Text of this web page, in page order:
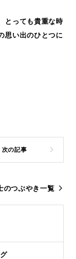
とっても貴重な時
思い出のひとつに
のつぶやき一覧